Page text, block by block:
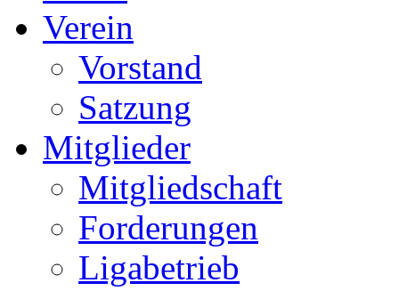
Verein
Vorstand
Satzung
Mitglieder
Mitgliedschaft
Forderungen
Ligabetrieb